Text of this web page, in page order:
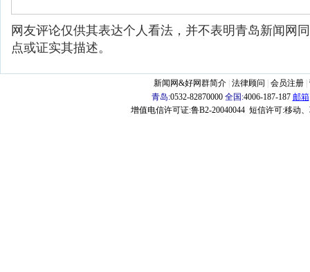
网友评论仅供其表达个人看法，并不表明青岛新闻网
点或证实其描述。